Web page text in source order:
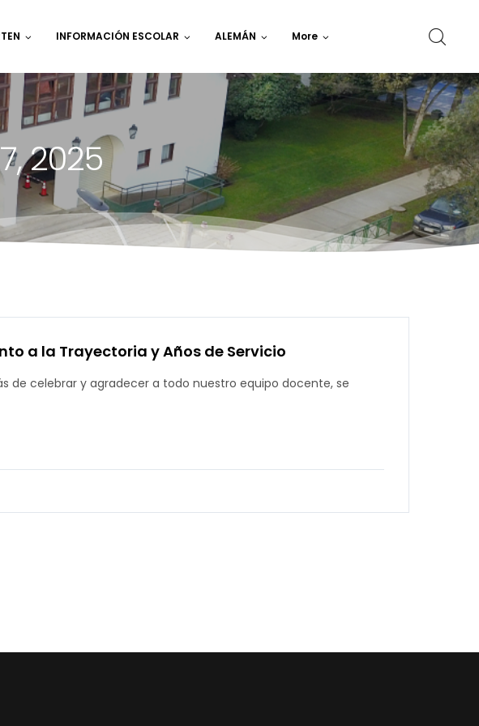
INFORMACIÓN ESCOLAR ALEMÁN More
2025
a la Trayectoria y Años de Servicio
de celebrar y agradecer a todo nuestro equipo docente, se